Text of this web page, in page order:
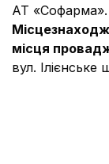
АТ «Софарма».
місця
вул. Ілієнське